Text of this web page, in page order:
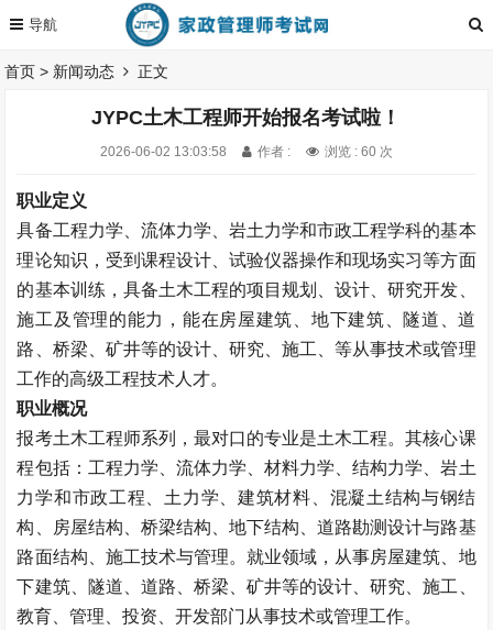
首页 > 新闻动态 正文
JYPC土木工程师开始报名考试啦！
2026-06-02 13:03:58 作者 : 浏览 : 60 次
职业定义
具备工程力学、流体力学、岩土力学和市政工程学科的基本
理论知识，受到课程设计、试验仪器操作和现场实习等方面
的基本训练，具备土木工程的项目规划、设计、研究开发、
施工及管理的能力，能在房屋建筑、地下建筑、隧道、道
路、桥梁、矿井等的设计、研究、施工、等从事技术或管理
工作的高级工程技术人才。
职业概况
报考土木工程师系列，最对口的专业是土木工程。其核心课
程包括：工程力学、流体力学、材料力学、结构力学、岩土
力学和市政工程、土力学、建筑材料、混凝土结构与钢结
构、房屋结构、桥梁结构、地下结构、道路勘测设计与路基
路面结构、施工技术与管理。就业领域，从事房屋建筑、地
下建筑、隧道、道路、桥梁、矿井等的设计、研究、施工、
教育、管理、投资、开发部门从事技术或管理工作。